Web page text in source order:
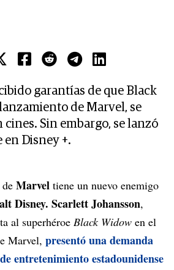
garantías de que Black
de Marvel, se
cines. Sin embargo, se lanzó
Disney +.
Marvel tiene un nuevo enemigo
Disney. Scarlett Johansson,
al superhéroe Black Widow en el
Marvel, presentó una demanda
entretenimiento estadounidense